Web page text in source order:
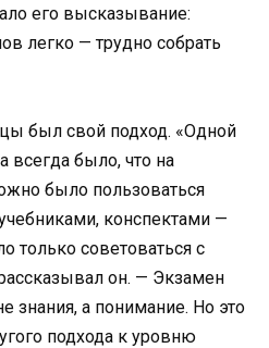
его высказывание:
легко — трудно собрать
был свой подход. «Одной
всегда было, что на
было пользоваться
конспектами —
только советоваться с
он. — Экзамен
знания, а понимание. Но это
подхода к уровню